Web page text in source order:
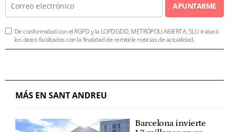
APUNTARME
De conformidad con el RGPD y la LOPDGDD, METRÓPOLI ABIERTA, SLU tratará
los datos facilitados con la finalidad de remitirle noticias de actualidad.
MÁS EN SANT ANDREU
Barcelona invierte